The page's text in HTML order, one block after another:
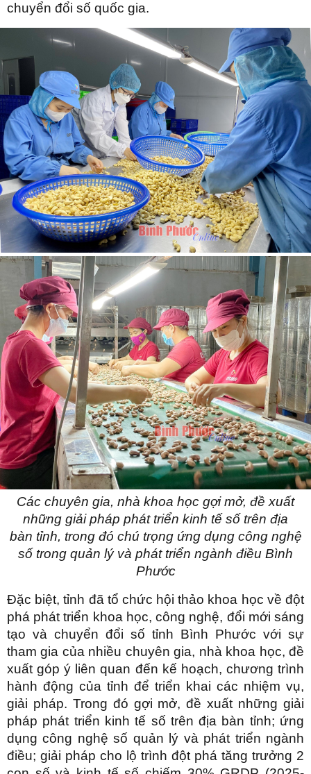
chuyển đổi số quốc gia.
Các chuyên gia, nhà khoa học gợi mở, đề xuất
những giải pháp phát triển kinh tế số trên địa
bàn tỉnh, trong đó chú trọng ứng dụng công nghệ
số trong quản lý và phát triển ngành điều Bình
Phước
Đặc biệt, tỉnh đã tổ chức hội thảo khoa học về đột
phá phát triển khoa học, công nghệ, đổi mới sáng
tạo và chuyển đổi số tỉnh Bình Phước với sự
tham gia của nhiều chuyên gia, nhà khoa học, đề
xuất góp ý liên quan đến kế hoạch, chương trình
hành động của tỉnh để triển khai các nhiệm vụ,
giải pháp. Trong đó gợi mở, đề xuất những giải
pháp phát triển kinh tế số trên địa bàn tỉnh; ứng
dụng công nghệ số quản lý và phát triển ngành
điều; giải pháp cho lộ trình đột phá tăng trưởng 2